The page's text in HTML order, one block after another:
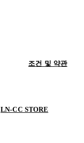
조건 및 약관
LN-CC STORE